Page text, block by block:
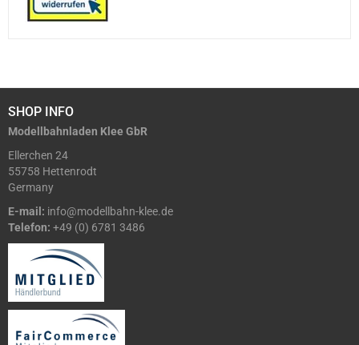
SHOP INFO
Modellbahnladen Klee GbR
Ellerchen 24
55758 Hettenrodt
Germany
E-mail: info@modellbahn-klee.de
Telefon: +49 (0) 6781 3486